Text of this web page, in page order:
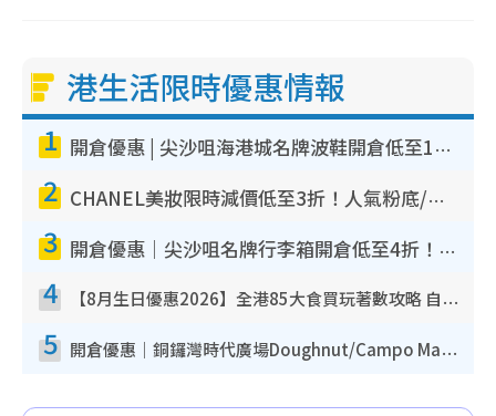
港生活限時優惠情報
1 開倉優惠 | 尖沙咀海港城名牌波鞋開倉低至1折！On鞋$899起／Joy&Peace鞋履$98起
2 CHANEL美妝限時減價低至3折！人氣粉底/唇膏/精華液低至$275！COCO香水都有平
3 開倉優惠｜尖沙咀名牌行李箱開倉低至4折！一連5日 American Tourister/ace./Hallmark $200起！
4 【8月生日優惠2026】全港85大食買玩著數攻略 自助餐/火鍋放題同行免費＋誠品/DONKI送現金券
5 開倉優惠｜銅鑼灣時代廣場Doughnut/Campo Marzio開倉低至1折！背囊、書包、手袋劈價$200起